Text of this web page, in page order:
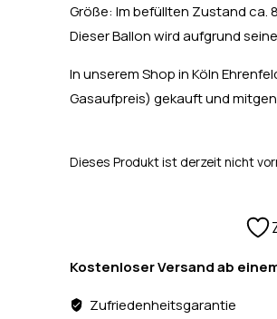
Größe: Im befüllten Zustand ca.
Dieser Ballon wird aufgrund
In unserem Shop in Köln
Gasaufpreis) gekauft und
Dieses Produkt ist derzeit nicht
Kostenloser Versand ab
Zufriedenheitsgarantie